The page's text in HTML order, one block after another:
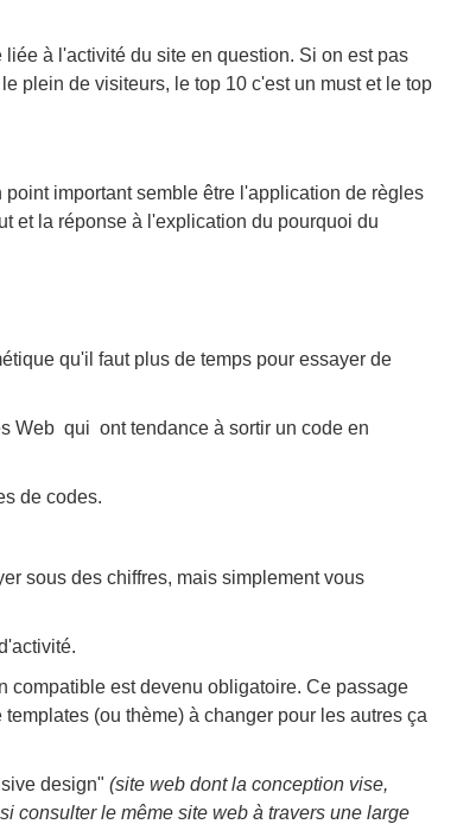
à l'activité du site en question. Si on est pas
plein de visiteurs, le top 10 c'est un must et le top
important semble être l'application de règles
et la réponse à l'explication du pourquoi du
qu'il faut plus de temps pour essayer de
Web qui ont tendance à sortir un code en
de codes.
sous des chiffres, mais simplement vous
compatible est devenu obligatoire. Ce passage
(ou thème) à changer pour les autres ça
design" (site web dont la conception vise,
consulter le même site web à travers une large